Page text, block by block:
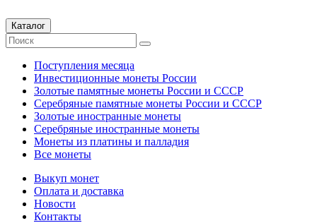
Каталог
Поступления месяца
Инвестиционные монеты России
Золотые памятные монеты России и СССР
Серебряные памятные монеты России и СССР
Золотые иностранные монеты
Серебряные иностранные монеты
Монеты из платины и палладия
Все монеты
Выкуп монет
Оплата и доставка
Новости
Контакты